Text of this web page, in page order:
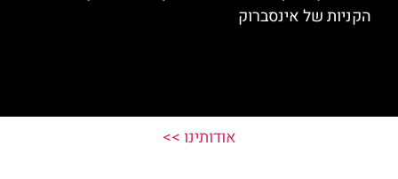
הקניות של אינסברוק
אודותינו >>